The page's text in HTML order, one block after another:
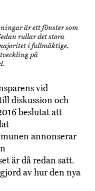
är ett fönster som
rullar det stora
i fullmäktige,
på
vid
diskussion och
beslutat att
annonserar
är då redan satt.
av hur den nya